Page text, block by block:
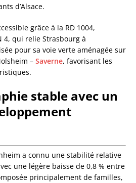
d’Alsace.
grâce à la RD 1004,
4, qui relie Strasbourg à
pour sa voie verte aménagée sur
– Saverne, favorisant les
stable avec un
a connu une stabilité relative
une légère baisse de 0,8 % entre
principalement de familles,